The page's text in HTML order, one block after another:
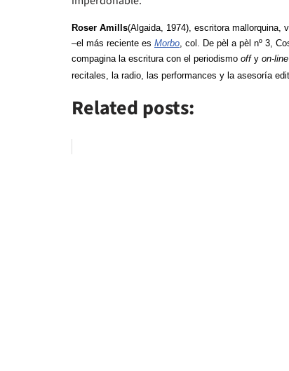
Roser Amills(Algaida, 1974), escritora mallorquina,
–el más reciente es Morbo, col. De pèl a pèl nº 3,
compagina la escritura con el periodismo off y on-line
recitales, la radio, las performances y la asesoría
Related posts: